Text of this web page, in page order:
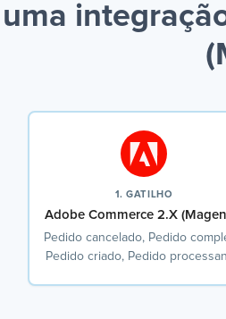
1. GATILHO
Adobe Commerce 2.X
Pedido cancelado, Pedido
Pedido criado, Pedido